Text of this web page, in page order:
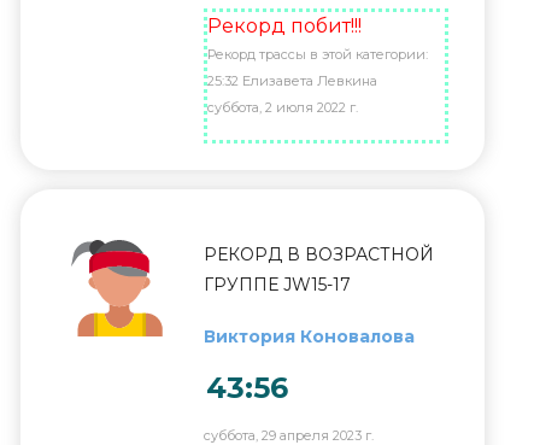
Рекорд побит!!!
Рекорд трассы в этой категории:
25:32 Елизавета Левкина
суббота, 2 июля 2022 г.
РЕКОРД В ВОЗРАСТНОЙ
ГРУППЕ JW15-17
Виктория Коновалова
43:56
суббота, 29 апреля 2023 г.